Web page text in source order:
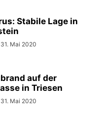
Stabile Lage in
31. Mai 2020
auf der
in Triesen
31. Mai 2020